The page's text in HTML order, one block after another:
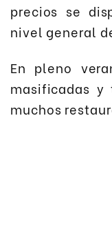
precios se
nivel general
En pleno
masificadas y
muchos